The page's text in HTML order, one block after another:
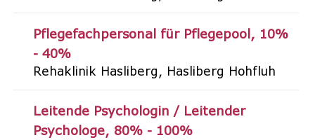
Pflegefachpersonal für Pflegepool
10%
- 40%
Rehaklinik Hasliberg Hasliberg Hohfluh
Leitende Psychologin / Leitender
Psychologe
80% - 100%